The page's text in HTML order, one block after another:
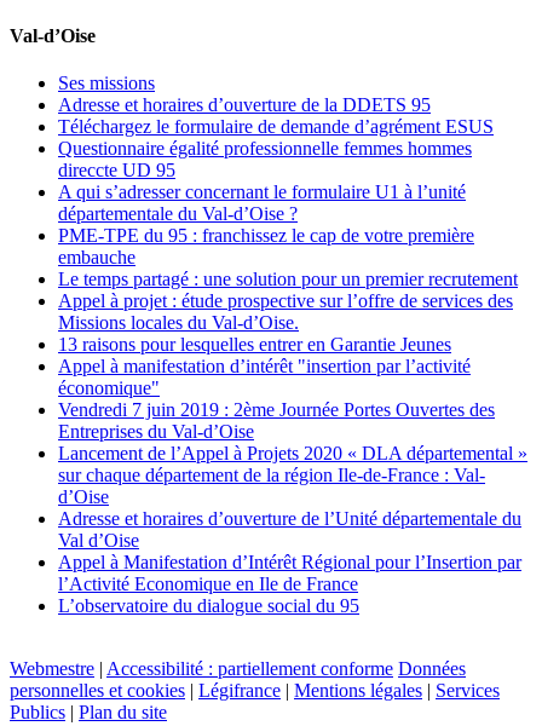
Val-d’Oise
Ses missions
Adresse et horaires d’ouverture de la DDETS 95
Téléchargez le formulaire de demande d’agrément ESUS
Questionnaire égalité professionnelle femmes hommes
direccte UD 95
A qui s’adresser concernant le formulaire U1 à l’unité
départementale du Val-d’Oise ?
PME-TPE du 95 : franchissez le cap de votre première
embauche
Le temps partagé : une solution pour un premier recrutement
Appel à projet : étude prospective sur l’offre de services des
Missions locales du Val-d’Oise.
13 raisons pour lesquelles entrer en Garantie Jeunes
Appel à manifestation d’intérêt "insertion par l’activité
économique"
Vendredi 7 juin 2019 : 2ème Journée Portes Ouvertes des
Entreprises du Val-d’Oise
Lancement de l’Appel à Projets 2020 « DLA départemental »
sur chaque département de la région Ile-de-France : Val-
d’Oise
Adresse et horaires d’ouverture de l’Unité départementale du
Val d’Oise
Appel à Manifestation d’Intérêt Régional pour l’Insertion par
l’Activité Economique en Ile de France
L’observatoire du dialogue social du 95
Webmestre | Accessibilité : partiellement conforme Données
personnelles et cookies | Légifrance | Mentions légales | Services
Publics | Plan du site